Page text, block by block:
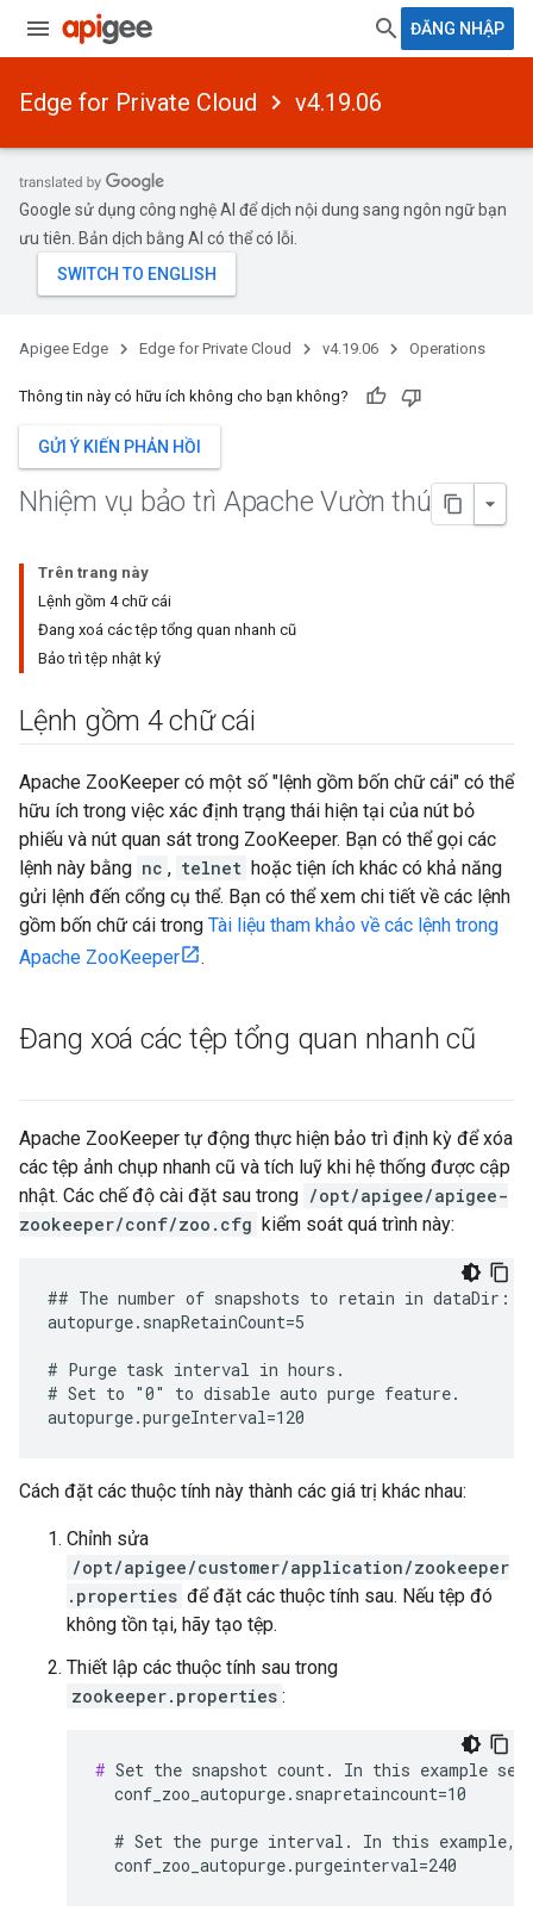
ĐĂNG NHẬP
Edge for Private Cloud v4.19.06
Google sử dụng công nghệ AI để dịch nội dung sang ngôn ngữ bạn
ưu tiên. Bản dịch bằng AI có thể có lỗi.
Apigee Edge Edge for Private Cloud v4.19.06 Operations
Thông tin này có hữu ích không cho bạn không?
GỬI Ý KIẾN PHẢN HỒI
Nhiệm vụ bảo trì Apache Vườn thú
Trên trang này
Lệnh gồm 4 chữ cái
Đang xoá các tệp tổng quan nhanh cũ
Bảo trì tệp nhật ký
Lệnh gồm 4 chữ cái
Apache ZooKeeper có một số "lệnh gồm bốn chữ cái" có thể
hữu ích trong việc xác định trạng thái hiện tại của nút bỏ
phiếu và nút quan sát trong ZooKeeper. Bạn có thể gọi các
lệnh này bằng nc , telnet hoặc tiện ích khác có khả năng
gửi lệnh đến cổng cụ thể. Bạn có thể xem chi tiết về các lệnh
gồm bốn chữ cái trong Tài liệu tham khảo về các lệnh trong
Apache ZooKeeper
.
Đang xoá các tệp tổng quan nhanh cũ
Apache ZooKeeper tự động thực hiện bảo trì định kỳ để xóa
các tệp ảnh chụp nhanh cũ và tích luỹ khi hệ thống được cập
nhật. Các chế độ cài đặt sau trong /opt/apigee/apigee-
zookeeper/conf/zoo.cfg kiểm soát quá trình này:
## The number of snapshots to retain in dataDir:
autopurge.snapRetainCount=5
# Purge task interval in hours.
# Set to "0" to disable auto purge feature.
autopurge.purgeInterval=120
Cách đặt các thuộc tính này thành các giá trị khác nhau:
Chỉnh sửa
/opt/apigee/customer/application/zookeeper
.properties để đặt các thuộc tính sau. Nếu tệp đó
không tồn tại, hãy tạo tệp.
Thiết lập các thuộc tính sau trong
zookeeper.properties :
# Set the snapshot count. In this example
  conf_zoo_autopurge.snapretaincount=10
# Set the purge interval. In this example,
  conf_zoo_autopurge.purgeinterval=240